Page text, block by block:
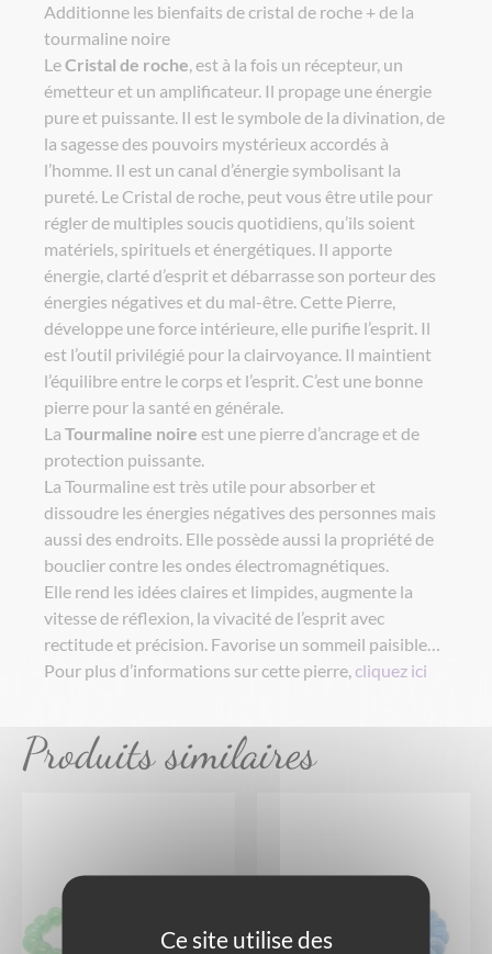
Additionne les bienfaits de cristal de roche + de la
tourmaline noire
LeCristal de roche, est à la fois un récepteur, un
émetteur et un amplificateur. Il propage une énergie
pure et puissante. Il est le symbole de la divination, de
la sagesse des pouvoirs mystérieux accordés à
l’homme. Il est un canal d’énergie symbolisant la
pureté. Le Cristal de roche, peut vous être utile pour
régler de multiples soucis quotidiens, qu’ils soient
matériels, spirituels et énergétiques. Il apporte
énergie, clarté d’esprit et débarrasse son porteur des
énergies négatives et du mal-être. Cette Pierre,
développe une force intérieure, elle purifie l’esprit. Il
est l’outil privilégié pour la clairvoyance. Il maintient
l’équilibre entre le corps et l’esprit. C’est une bonne
pierre pour la santé en générale.
La Tourmaline noire est une pierre d’ancrage et de
protection puissante.
La Tourmaline est très utile pour absorber et
dissoudre les énergies négatives des personnes mais
aussi des endroits. Elle possède aussi la propriété de
bouclier contre les ondes électromagnétiques.
Elle rend les idées claires et limpides, augmente la
vitesse de réflexion, la vivacité de l’esprit avec
rectitude et précision. Favorise un sommeil paisible…
Pour plus d’informations sur cette pierre,cliquez ici
Produits similaires
Ce site utilise des